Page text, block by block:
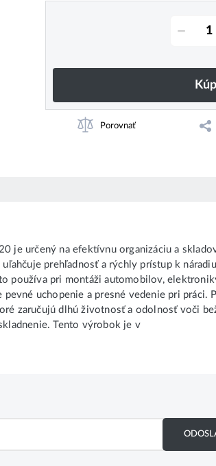
–
Porovnať
určený na efektívnu organizáciu a
prehľadnosť a rýchly prístup k
používa pri montáži automobilov,
uchopenie a presné vedenie pri práci.
zaručujú dlhú životnosť a odolnosť voči
Tento výrobok je v